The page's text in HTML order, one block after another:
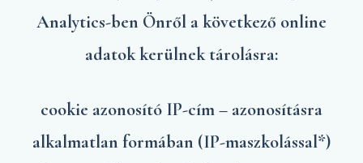
Analytics-ben Önről a következő online
adatok kerülnek tárolásra:
cookie azonosító IP-cím – azonosításra
alkalmatlan formában (IP-maszkolással*)